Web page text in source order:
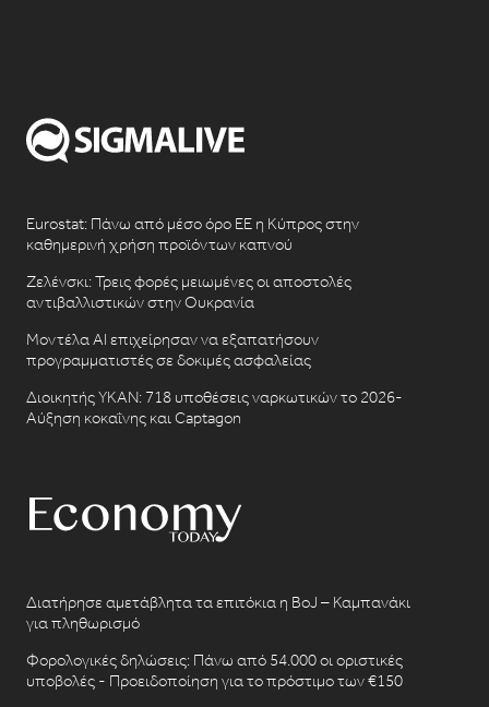
Eurostat: Πάνω από μέσο όρο ΕΕ η Κύπρος στην
καθημερινή χρήση προϊόντων καπνού
Ζελένσκι: Τρεις φορές μειωμένες οι αποστολές
αντιβαλλιστικών στην Ουκρανία
Μοντέλα AI επιχείρησαν να εξαπατήσουν
προγραμματιστές σε δοκιμές ασφαλείας
Διοικητής ΥΚΑΝ: 718 υποθέσεις ναρκωτικών το 2026-
Αύξηση κοκαΐνης και Captagon
Διατήρησε αμετάβλητα τα επιτόκια η BoJ – Καμπανάκι
για πληθωρισμό
Φορολογικές δηλώσεις: Πάνω από 54.000 οι οριστικές
υποβολές - Προειδοποίηση για το πρόστιμο των €150